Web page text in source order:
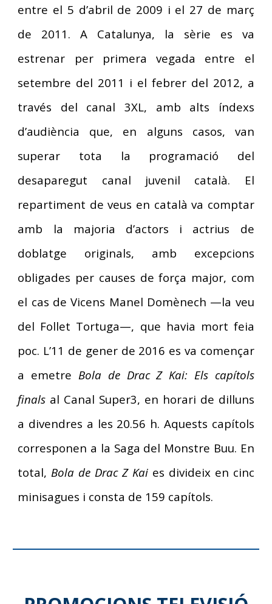
entre el 5 d’abril de 2009 i el 27 de març
de 2011. A Catalunya, la sèrie es va
estrenar per primera vegada entre el
setembre del 2011 i el febrer del 2012, a
través del canal 3XL, amb alts índexs
d’audiència que, en alguns casos, van
superar tota la programació del
desaparegut canal juvenil català. El
repartiment de veus en català va comptar
amb la majoria d’actors i actrius de
doblatge originals, amb excepcions
obligades per causes de força major, com
el cas de Vicens Manel Domènech —la veu
del Follet Tortuga—, que havia mort feia
poc. L’11 de gener de 2016 es va començar
a emetre Bola de Drac Z Kai: Els capítols
finals al Canal Super3, en horari de dilluns
a divendres a les 20.56 h. Aquests capítols
corresponen a la Saga del Monstre Buu. En
total,Bola de Drac Z Kaies divideix en cinc
minisagues i consta de 159 capítols.